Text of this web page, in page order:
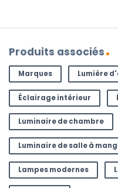
Produits associés
Marques Lumière
Éclairage intérieur
Luminaire de chambre
Luminaire de salle à
Lampes modernes